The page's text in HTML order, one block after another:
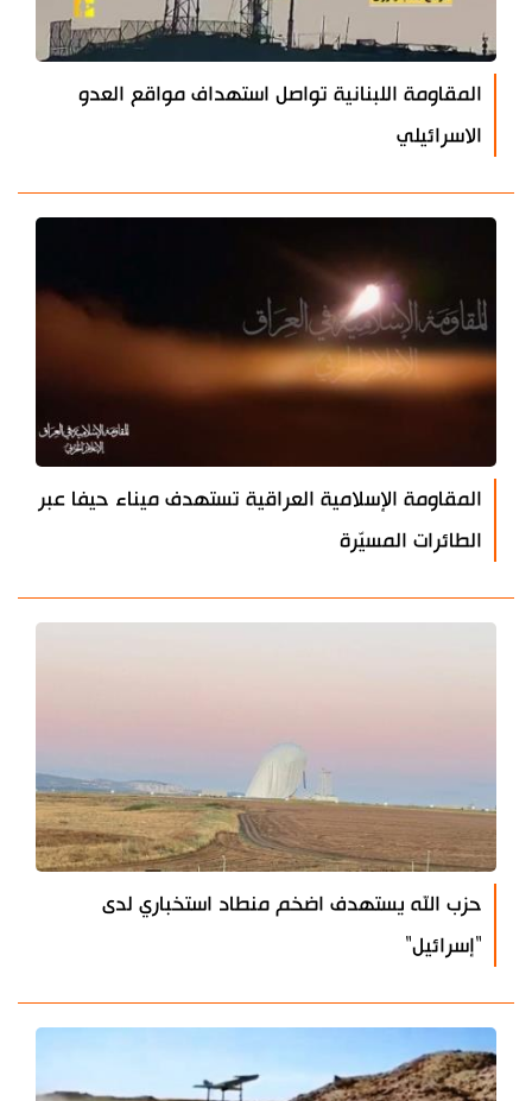
المقاومة اللبنانية تواصل استهداف مواقع العدو
الاسرائيلي
المقاومة الإسلامية العراقية تستهدف ميناء حيفا عبر
الطائرات المسيّرة
حزب الله يستهدف اضخم منطاد استخباري لدى
"إسرائيل"